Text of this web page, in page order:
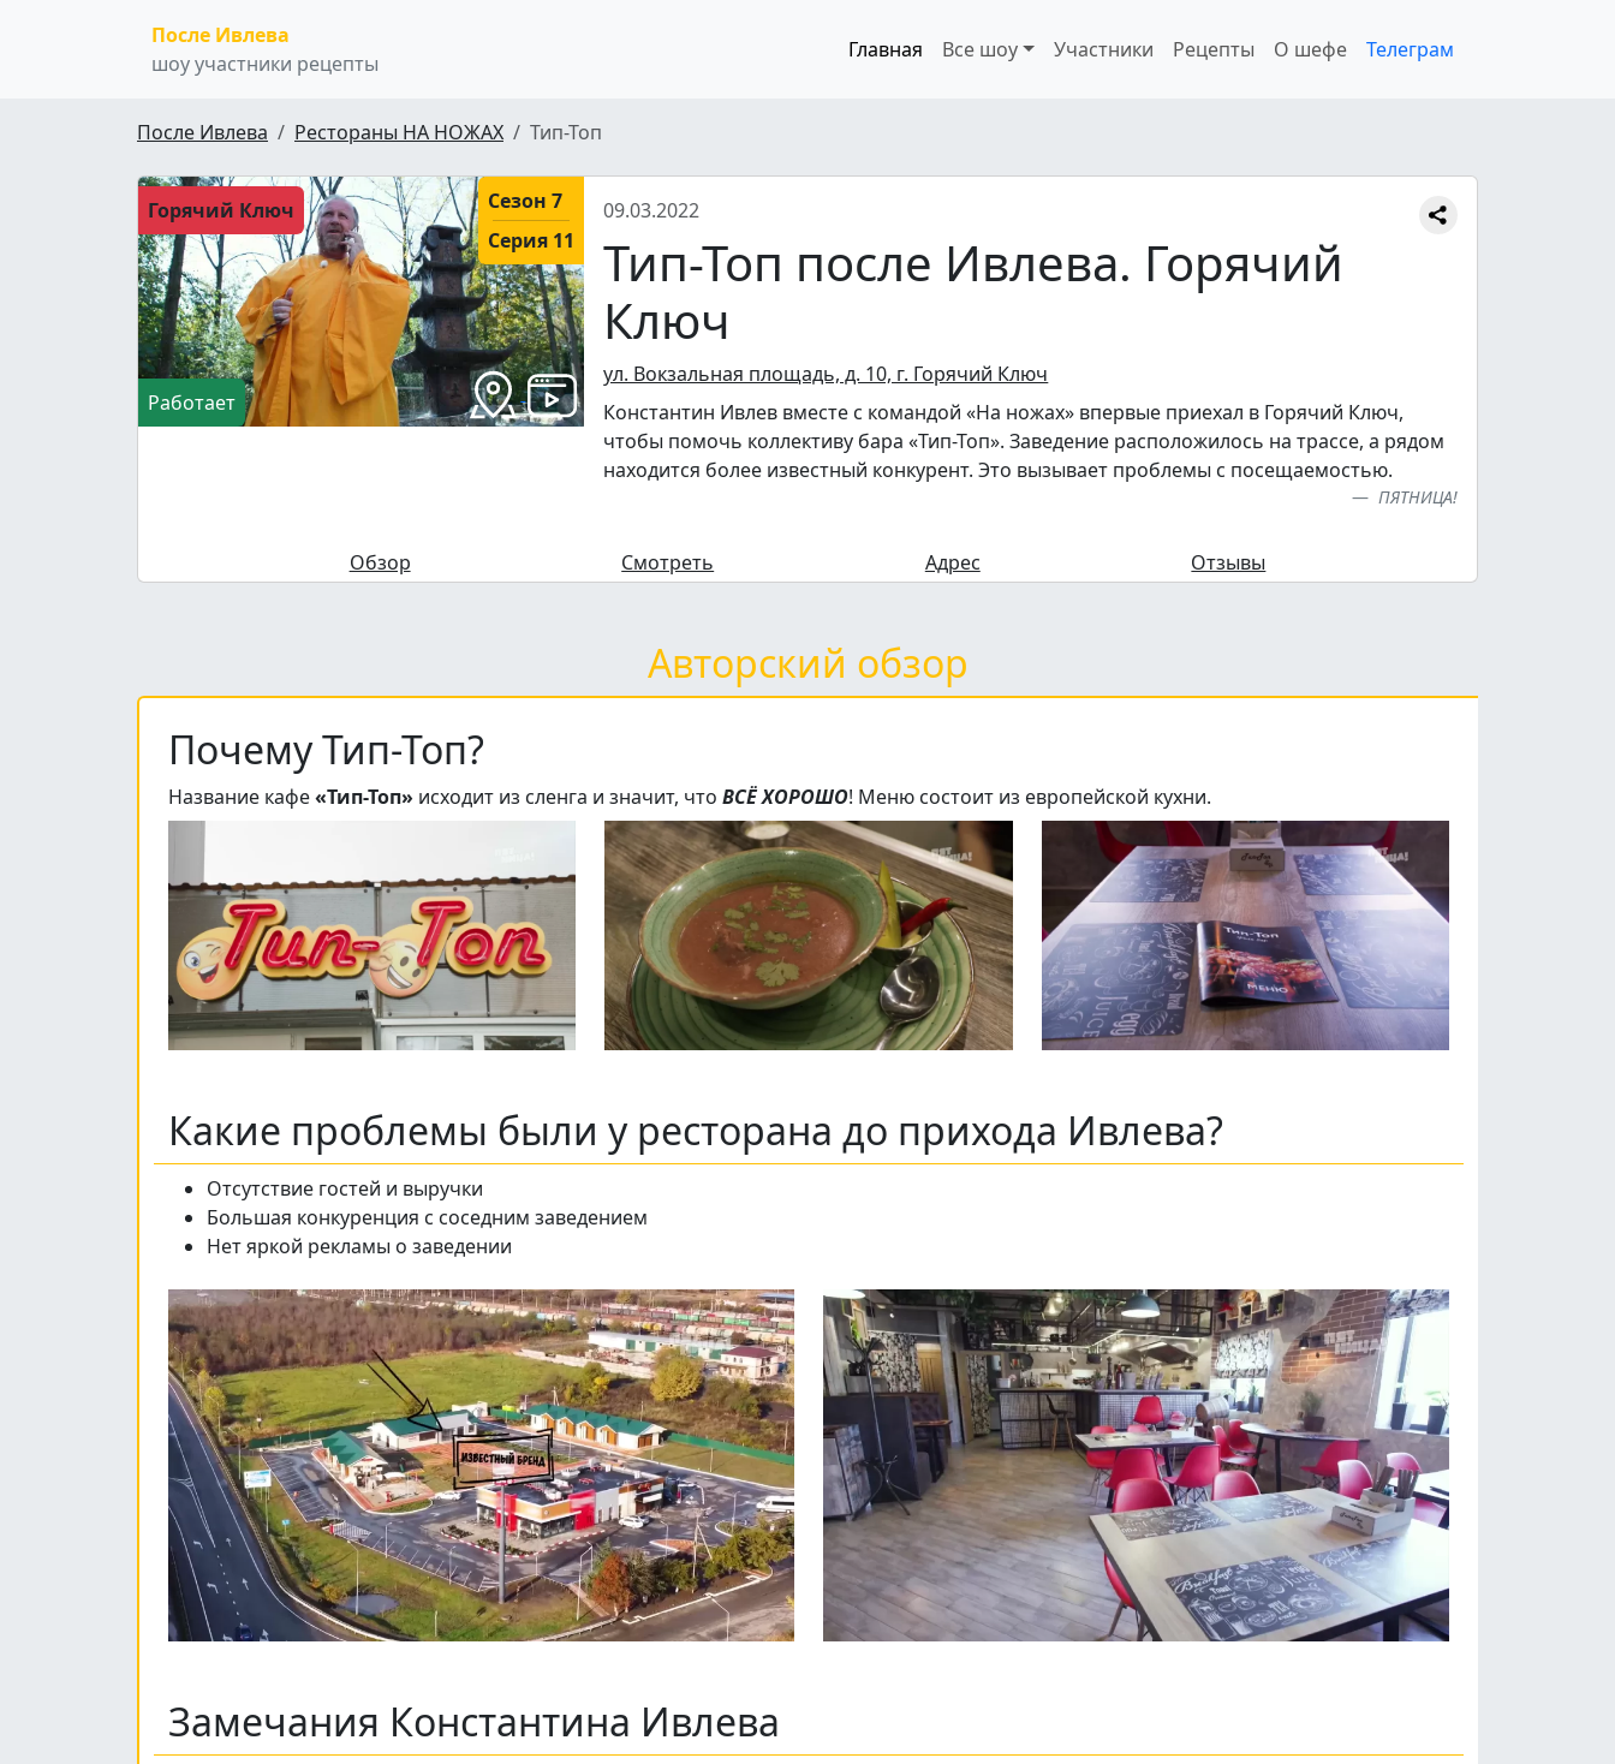
После Ивлева
шоу участники рецепты
Главная Все шоу Участники Рецепты О шефе Телеграм
После Ивлева Рестораны НА НОЖАХ Тип-Топ
Горячий Ключ
Сезон 7
Серия 11
Работает
09.03.2022
Тип-Топ после Ивлева. Горячий
Ключ
ул. Вокзальная площадь, д. 10, г. Горячий Ключ
Константин Ивлев вместе с командой «На ножах» впервые приехал в Горячий Ключ,
чтобы помочь коллективу бара «Тип-Топ». Заведение расположилось на трассе, а рядом
находится более известный конкурент. Это вызывает проблемы с посещаемостью.
ПЯТНИЦА!
Обзор Смотреть Адрес Отзывы
Авторский обзор
Почему Тип-Топ?
Название кафе«Тип-Топ» исходит из сленга и значит, что ВСЁ ХОРОШО! Меню состоит из европейской кухни.
Какие проблемы были у ресторана до прихода Ивлева?
Отсутствие гостей и выручки
Большая конкуренция с соседним заведением
Нет яркой рекламы о заведении
Замечания Константина Ивлева